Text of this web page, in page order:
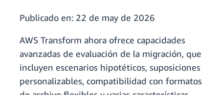
Publicado en: 22 de may de 2026
AWS Transform ahora ofrece capacidades
avanzadas de evaluación de la migración, que
incluyen escenarios hipotéticos, suposiciones
personalizables, compatibilidad con formatos